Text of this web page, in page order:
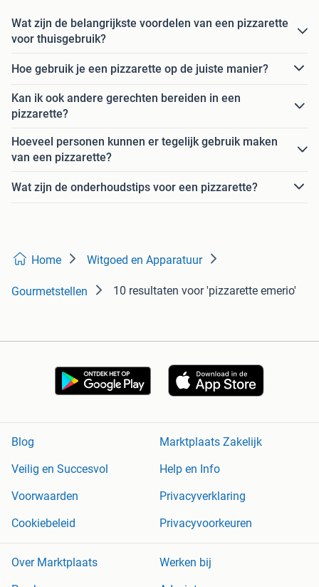
Wat zijn de belangrijkste voordelen van een pizzarette
voor thuisgebruik?
Hoe gebruik je een pizzarette op de juiste manier?
Kan ik ook andere gerechten bereiden in een
pizzarette?
Hoeveel personen kunnen er tegelijk gebruik maken
van een pizzarette?
Wat zijn de onderhoudstips voor een pizzarette?
Home Witgoed en Apparatuur
Gourmetstellen 10 resultaten voor 'pizzarette emerio'
Blog
Marktplaats Zakelijk
Veilig en Succesvol
Help en Info
Voorwaarden
Privacyverklaring
Cookiebeleid
Privacyvoorkeuren
Over Marktplaats
Werken bij